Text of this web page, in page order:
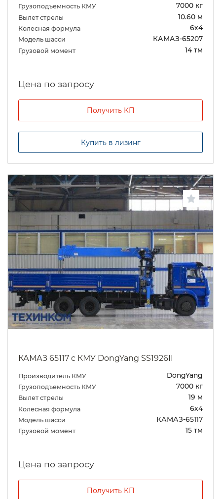
Грузоподъемность КМУ 7000 кг
Вылет стрелы 10.60 м
Колесная формула 6х4
Модель шасси КАМАЗ-65207
Грузовой момент 14 тм
Цена по запросу
Получить КП
Купить в лизинг
КАМАЗ 65117 с КМУ DongYang SS1926II
Производитель КМУ DongYang
Грузоподъемность КМУ 7000 кг
Вылет стрелы 19 м
Колесная формула 6х4
Модель шасси КАМАЗ-65117
Грузовой момент 15 тм
Цена по запросу
Получить КП